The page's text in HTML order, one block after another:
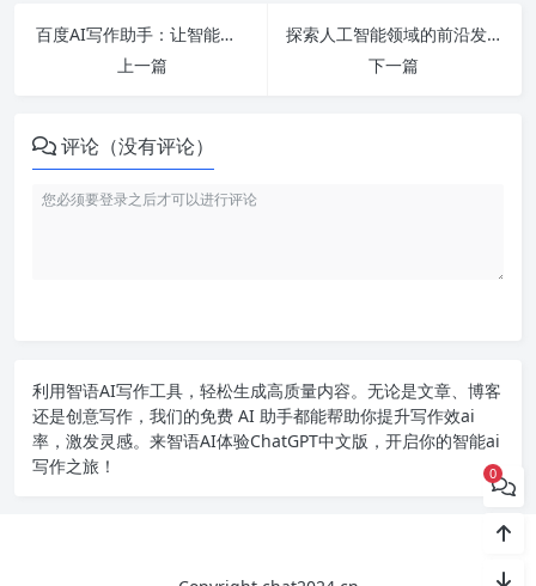
百度AI写作助手：让智能生成小说、信件与文稿变得靠谱又简单！
上一篇
探索人工智能领域的前沿发展：从技术应用到职业前景的全面解析
下一篇
评论（没有评论）
利用智语AI写作工具，轻松生成高质量内容。无论是文章、博客
还是创意写作，我们的免费 AI 助手都能帮助你提升写作效ai
率，激发灵感。来智语AI体验ChatGPT中文版 ，开启你的智能ai
写作之旅！
0